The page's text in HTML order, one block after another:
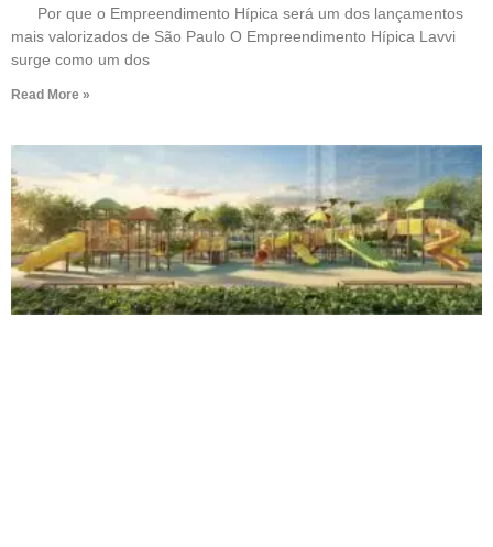
Por que o Empreendimento Hípica será um dos lançamentos
mais valorizados de São Paulo O Empreendimento Hípica Lavvi
surge como um dos
Read More »